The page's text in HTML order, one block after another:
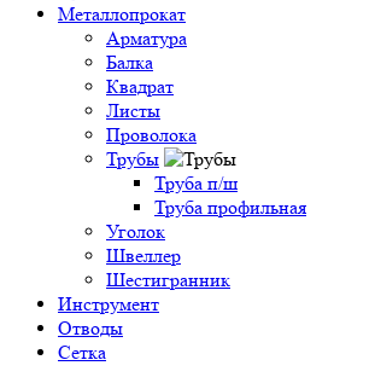
Металлопрокат
Арматура
Балка
Квадрат
Листы
Проволока
Трубы
Труба п/ш
Труба профильная
Уголок
Швеллер
Шестигранник
Инструмент
Отводы
Сетка